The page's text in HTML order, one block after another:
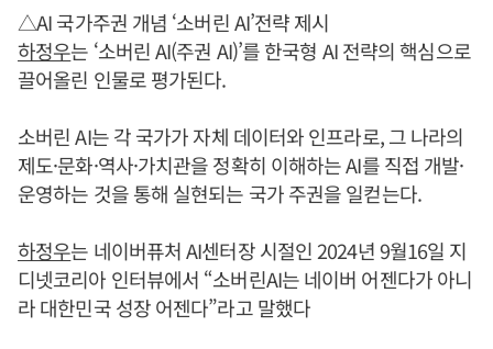
△AI 국가주권 개념 ‘소버린 AI’전략 제시
하정우는 ‘소버린 AI(주권 AI)’를 한국형 AI 전략의 핵심으로
끌어올린 인물로 평가된다.
소버린 AI는 각 국가가 자체 데이터와 인프라로, 그 나라의
제도·문화·역사·가치관을 정확히 이해하는 AI를 직접 개발·
운영하는 것을 통해 실현되는 국가 주권을 일컫는다.
하정우는 네이버퓨처 AI센터장 시절인 2024년 9월16일 지
디넷코리아 인터뷰에서 “소버린AI는 네이버 어젠다가 아니
라 대한민국 성장 어젠다”라고 말했다